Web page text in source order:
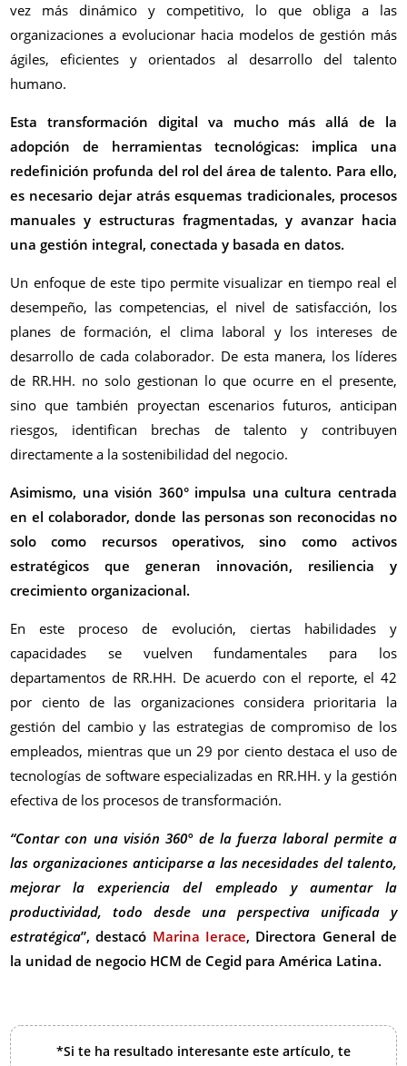
vez más dinámico y competitivo, lo que obliga a las
organizaciones a evolucionar hacia modelos de gestión más
ágiles, eficientes y orientados al desarrollo del talento
humano.
Esta transformación digital va mucho más allá de la
adopción de herramientas tecnológicas: implica una
redefinición profunda del rol del área de talento. Para ello,
es necesario dejar atrás esquemas tradicionales, procesos
manuales y estructuras fragmentadas, y avanzar hacia
una gestión integral, conectada y basada en datos.
Un enfoque de este tipo permite visualizar en tiempo real el
desempeño, las competencias, el nivel de satisfacción, los
planes de formación, el clima laboral y los intereses de
desarrollo de cada colaborador. De esta manera, los líderes
de RR.HH. no solo gestionan lo que ocurre en el presente,
sino que también proyectan escenarios futuros, anticipan
riesgos, identifican brechas de talento y contribuyen
directamente a la sostenibilidad del negocio.
Asimismo, una visión 360° impulsa una cultura centrada
en el colaborador, donde las personas son reconocidas no
solo como recursos operativos, sino como activos
estratégicos que generan innovación, resiliencia y
crecimiento organizacional.
En este proceso de evolución, ciertas habilidades y
capacidades se vuelven fundamentales para los
departamentos de RR.HH. De acuerdo con el reporte, el 42
por ciento de las organizaciones considera prioritaria la
gestión del cambio y las estrategias de compromiso de los
empleados, mientras que un 29 por ciento destaca el uso de
tecnologías de software especializadas en RR.HH. y la gestión
efectiva de los procesos de transformación.
“Contar con una visión 360° de la fuerza laboral permite a
las organizaciones anticiparse a las necesidades del talento,
mejorar la experiencia del empleado y aumentar la
productividad, todo desde una perspectiva unificada y
estratégica”, destacó Marina Ierace, Directora General de
la unidad de negocio HCM de Cegid para América Latina.
*Si te ha resultado interesante este artículo, te